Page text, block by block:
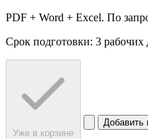
PDF + Word + Excel. По
Срок подготовки: 3 рабочих
Уже в корзине
Добавить